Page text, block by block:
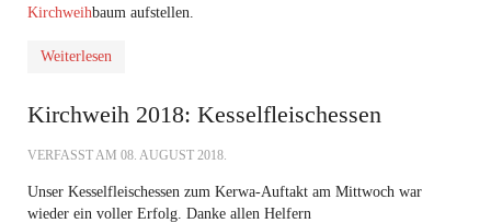
Kirchweihbaum aufstellen.
Weiterlesen
Kirchweih 2018: Kesselfleischessen
VERFASST AM 08. AUGUST 2018.
Unser Kesselfleischessen zum Kerwa-Auftakt am Mittwoch war
wieder ein voller Erfolg. Danke allen Helfern